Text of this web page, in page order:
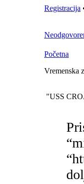
Registracija
Početna
Vremenska
"USS